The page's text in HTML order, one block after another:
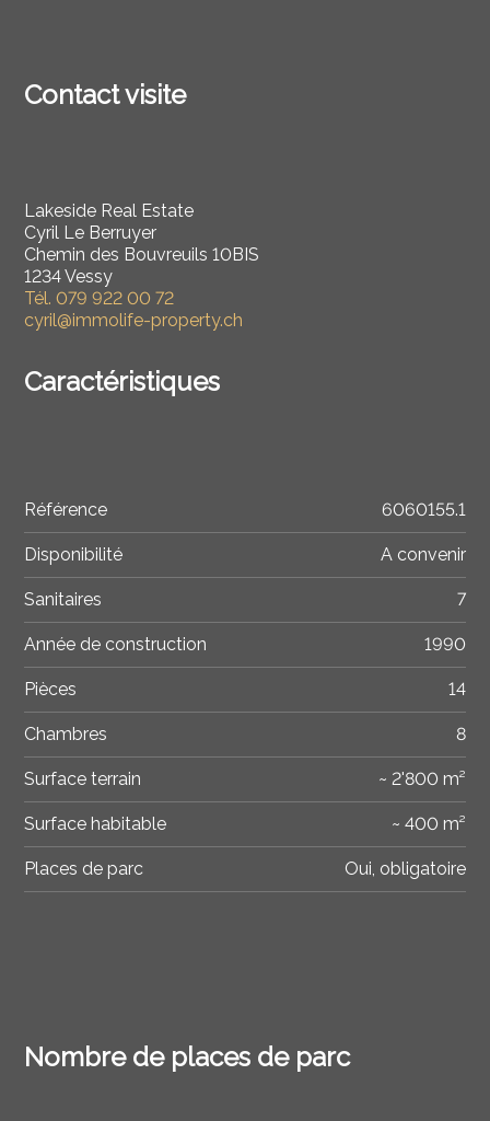
Contact visite
Lakeside Real Estate
Cyril Le Berruyer
Chemin des Bouvreuils 10BIS
1234 Vessy
Tél.079 922 00 72
cyril@immolife-property.ch
Caractéristiques
Référence 6060155.1
Disponibilité A convenir
Sanitaires 7
Année de construction 1990
Pièces 14
Chambres 8
Surface terrain ~ 2'800 m²
Surface habitable ~ 400 m²
Places de parc Oui, obligatoire
Nombre de places de parc